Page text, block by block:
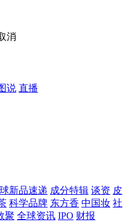
消
说 直播
新品速递 成分特辑 谈资 皮
科学品牌 东方香 中国妆 社
聚 全球资讯 IPO 财报